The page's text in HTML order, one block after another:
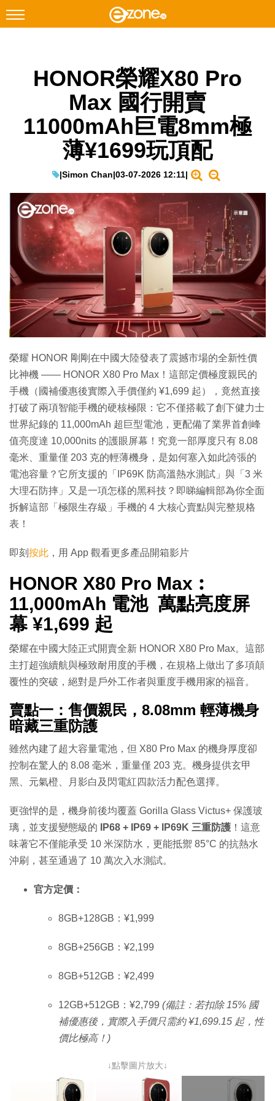
Facebook Instagram
網絡生活
EduTech
IT Times
生成式AI與雲端應用
Enterprise Digital Transformation
特集
HONOR榮耀X80 Pro
Max 國行開賣
11000mAh巨電8mm極
薄¥1699玩頂配
|Simon Chan|03-07-2026 12:11|
榮耀 HONOR 剛剛在中國大陸發表了震撼市場的全新性價
比神機 —— HONOR X80 Pro Max！這部定價極度親民的
手機（國補優惠後實際入手價僅約 ¥1,699 起），竟然直接
打破了兩項智能手機的硬核極限：它不僅搭載了創下健力士
世界紀錄的 11,000mAh 超巨型電池，更配備了業界首創峰
值亮度達 10,000nits 的護眼屏幕！究竟一部厚度只有 8.08
毫米、重量僅 203 克的輕薄機身，是如何塞入如此誇張的
電池容量？它所支援的「IP69K 防高溫熱水測試」與「3 米
大理石防摔」又是一項怎樣的黑科技？即睇編輯部為你全面
拆解這部「極限生存級」手機的 4 大核心賣點與完整規格
表！
即刻 按此 ，用 App 觀看更多產品開箱影片
HONOR X80 Pro Max︰
11,000mAh 電池 萬點亮度屏
幕 ¥1,699 起
榮耀在中國大陸正式開賣全新 HONOR X80 Pro Max。這部
主打超強續航與極致耐用度的手機，在規格上做出了多項顛
覆性的突破，絕對是戶外工作者與重度手機用家的福音。
賣點一：售價親民，8.08mm 輕薄機身
暗藏三重防護
雖然內建了超大容量電池，但 X80 Pro Max 的機身厚度卻
控制在驚人的 8.08 毫米，重量僅 203 克。機身提供玄甲
黑、元氣橙、月影白及閃電紅四款活力配色選擇。
更強悍的是，機身前後均覆蓋 Gorilla Glass Victus+ 保護玻
璃，並支援變態級的
IP68 + IP69 + IP69K 三重防護 ！這意
味著它不僅能承受 10 米深防水，更能抵禦 85°C 的抗熱水
沖刷，甚至通過了 10 萬次入水測試。
官方定價：
8GB+128GB：¥1,999
8GB+256GB：¥2,199
8GB+512GB：¥2,499
12GB+512GB：¥2,799 (備註：若扣除 15% 國
補優惠後，實際入手價只需約 ¥1,699.15 起，性
價比極高！)
↓點擊圖片放大↓